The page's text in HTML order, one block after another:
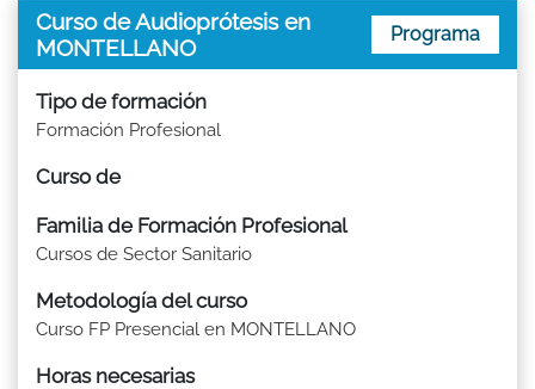
Curso de Audioprótesis en
MONTELLANO
Programa
Tipo de formación
Formación Profesional
Curso de
Familia de Formación Profesional
Cursos de Sector Sanitario
Metodología del curso
Curso FP Presencial en MONTELLANO
Horas necesarias